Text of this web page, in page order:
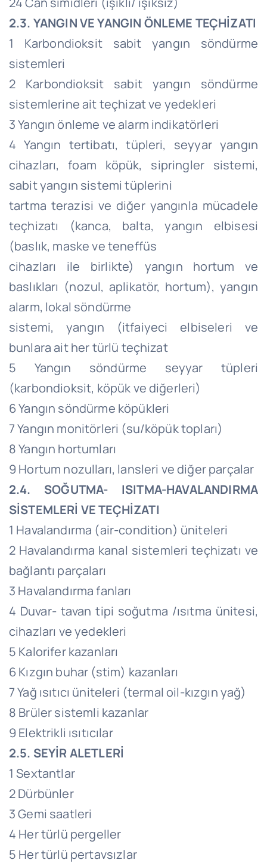
2.3. YANGIN VE YANGIN ÖNLEME TEÇHİZATI
1 Karbondioksit sabit yangın söndürme
sistemleri
2 Karbondioksit sabit yangın söndürme
sistemlerine ait teçhizat ve yedekleri
3 Yangın önleme ve alarm indikatörleri
4 Yangın tertibatı, tüpleri, seyyar yangın
cihazları, foam köpük, sipringler sistemi,
sabit yangın sistemi tüplerini
tartma terazisi ve diğer yangınla mücadele
teçhizatı (kanca, balta, yangın elbisesi
(baslık, maske ve teneffüs
cihazları ile birlikte) yangın hortum ve
baslıkları (nozul, aplikatör, hortum), yangın
alarm, lokal söndürme
sistemi, yangın (itfaiyeci elbiseleri ve
bunlara ait her türlü teçhizat
5 Yangın söndürme seyyar tüpleri
(karbondioksit, köpük ve diğerleri)
6 Yangın söndürme köpükleri
7 Yangın monitörleri (su/köpük topları)
8 Yangın hortumları
9 Hortum nozulları, lansleri ve diğer parçalar
2.4. SOĞUTMA- ISITMA-HAVALANDIRMA
SİSTEMLERİ VE TEÇHİZATI
1 Havalandırma (air-condition) üniteleri
2 Havalandırma kanal sistemleri teçhizatı ve
bağlantı parçaları
3 Havalandırma fanları
4 Duvar- tavan tipi soğutma /ısıtma ünitesi,
cihazları ve yedekleri
5 Kalorifer kazanları
6 Kızgın buhar (stim) kazanları
7 Yağ ısıtıcı üniteleri (termal oil-kızgın yağ)
8 Brüler sistemli kazanlar
9 Elektrikli ısıtıcılar
2.5. SEYİR ALETLERİ
1 Sextantlar
2 Dürbünler
3 Gemi saatleri
4 Her türlü pergeller
5 Her türlü pertavsızlar